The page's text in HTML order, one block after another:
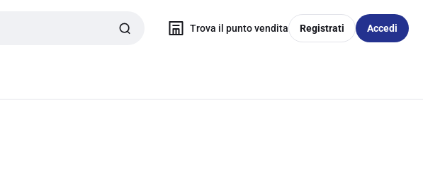
Trova il punto vendita Registrati Accedi